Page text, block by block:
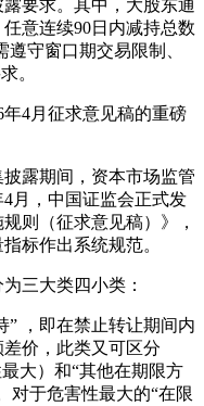
要求。其中，大股东通
意连续90日内减持总数
守窗口期交易限制、
。
年4月征求意见稿的重磅
露期间，资本市场监管
月，中国证监会正式发
则（征求意见稿）》，
标作出系统规范。
三大类四小类：
” ，即在禁止转让期间内
价，此类又可区分
大）和“其他在期限方
对于危害性最大的“在限